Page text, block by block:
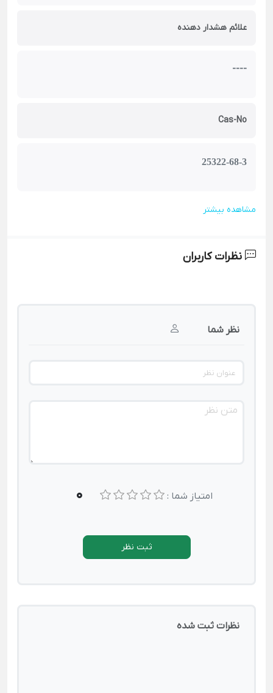
علائم هشدار دهنده
----
Cas-No
25322-68-3
مشاهده بیشتر
نظرات کاربران
نظر شما
امتیاز شما : 0
ثبت نظر
نظرات ثبت شده